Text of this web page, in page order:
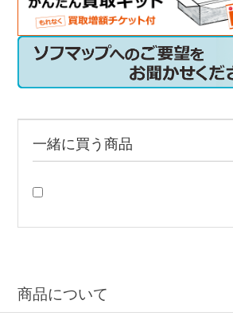
一緒に買う商品
商品について